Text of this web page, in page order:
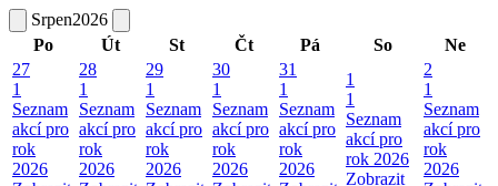
Srpen2026
Po
Út St Čt Pá So
Ne
27
1
Seznam
akcí pro
rok
2026
28
1
Seznam
akcí pro
rok
2026
29
1
Seznam
akcí pro
rok
2026
30
1
Seznam
akcí pro
rok
2026
31
1
Seznam
akcí pro
rok
2026
1
1
Seznam
akcí pro
rok 2026
Zobrazit
2
1
Seznam
akcí pro
rok
2026